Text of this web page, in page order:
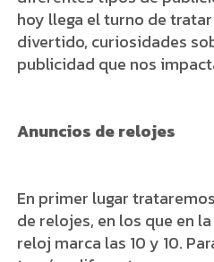
hoy llega el turno de
divertido, curiosidades
publicidad que nos
Anuncios de relojes
En primer lugar
de relojes, en los que en
reloj marca las 10 y 10.